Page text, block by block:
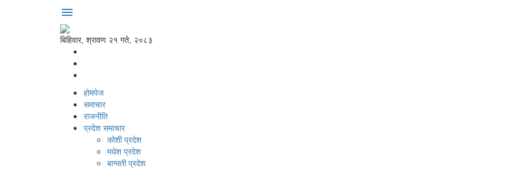
menu
बिहिवार, श्रावण २१ गते, २०८३
होमपेज
समाचार
राजनीति
प्रदेश समाचार
कोशी प्रदेश
मधेश प्रदेश
बाग्मती प्रदेश